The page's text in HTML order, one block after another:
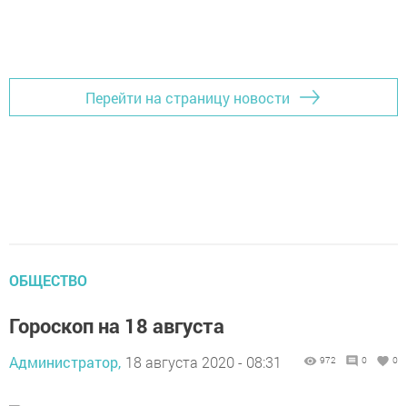
Перейти на страницу новости
ОБЩЕСТВО
Гороскоп на 18 августа
Администратор, 18 августа 2020 - 08:31 972 0 0